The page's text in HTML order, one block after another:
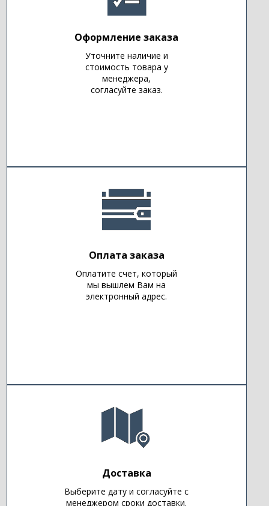
Оформление заказа
Уточните наличие и
стоимость товара у
менеджера,
согласуйте заказ.
Оплата заказа
Оплатите счет, который
мы вышлем Вам на
электронный адрес.
Доставка
Выберите дату и согласуйте с
менеджером сроки доставки.